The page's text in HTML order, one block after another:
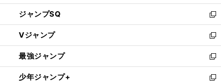
し
い
ウ
ィ
ン
ド
ウ
で
ジャンプSQ
新
し
い
ウ
ィ
ン
ド
Vジャンプ
新
し
い
ウ
ィ
最強ジャンプ
新
し
い
少年ジャンプ+
新